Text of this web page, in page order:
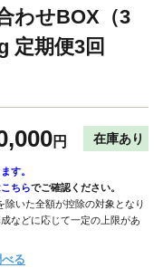
わせBOX（3
定期便3回
円 在庫あり
す。
こちらでご確認ください。
いた全額が控除の対象となり
などに応じて一定の上限があ
る